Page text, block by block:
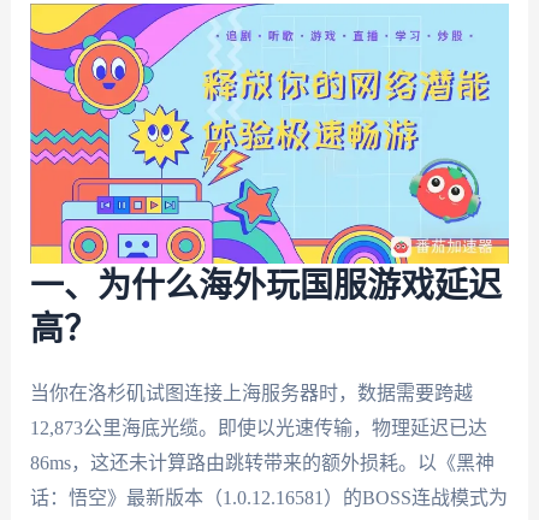
一、为什么海外玩国服游戏延迟
高？
当你在洛杉矶试图连接上海服务器时，数据需要跨越
12,873公里海底光缆。即使以光速传输，物理延迟已达
86ms，这还未计算路由跳转带来的额外损耗。以《黑神
话：悟空》最新版本（1.0.12.16581）的BOSS连战模式为